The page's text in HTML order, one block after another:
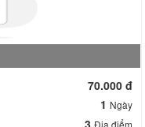
70.000 đ
1 Ngày
3 Địa điểm